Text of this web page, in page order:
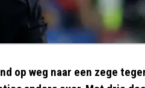
op weg naar een zege